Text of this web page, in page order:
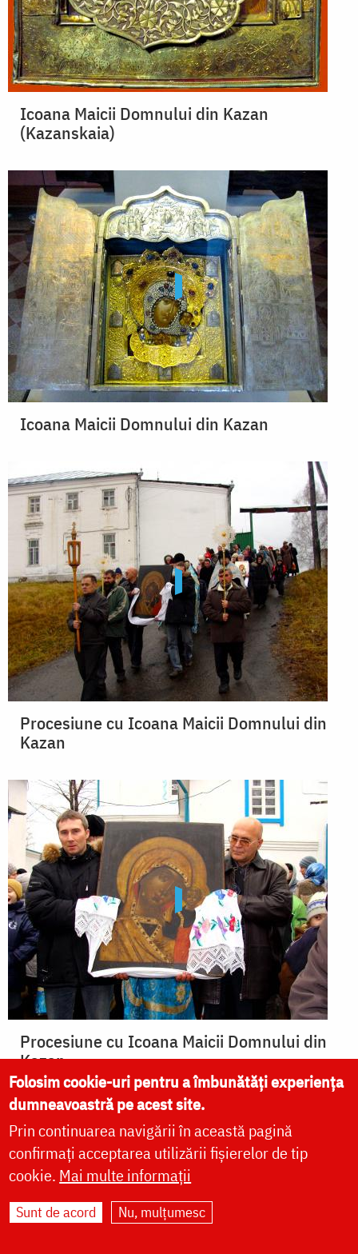
Icoana Maicii Domnului din Kazan
(Kazanskaia)
Icoana Maicii Domnului din Kazan
Procesiune cu Icoana Maicii Domnului din
Kazan
Procesiune cu Icoana Maicii Domnului din
Kazan
Folosim cookie-uri pentru a îmbunătăți experiența
dumneavoastră pe acest site.
Prin continuarea navigării în această pagină
confirmați acceptarea utilizării fișierelor de tip
cookie. Mai multe informații
Sunt de acord Nu, mulțumesc